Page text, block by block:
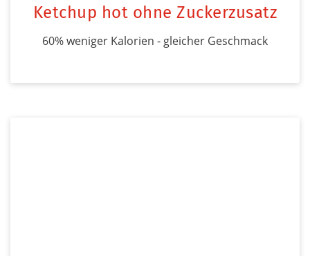
Ketchup hot ohne Zuckerzusatz
60% weniger Kalorien - gleicher Geschmack